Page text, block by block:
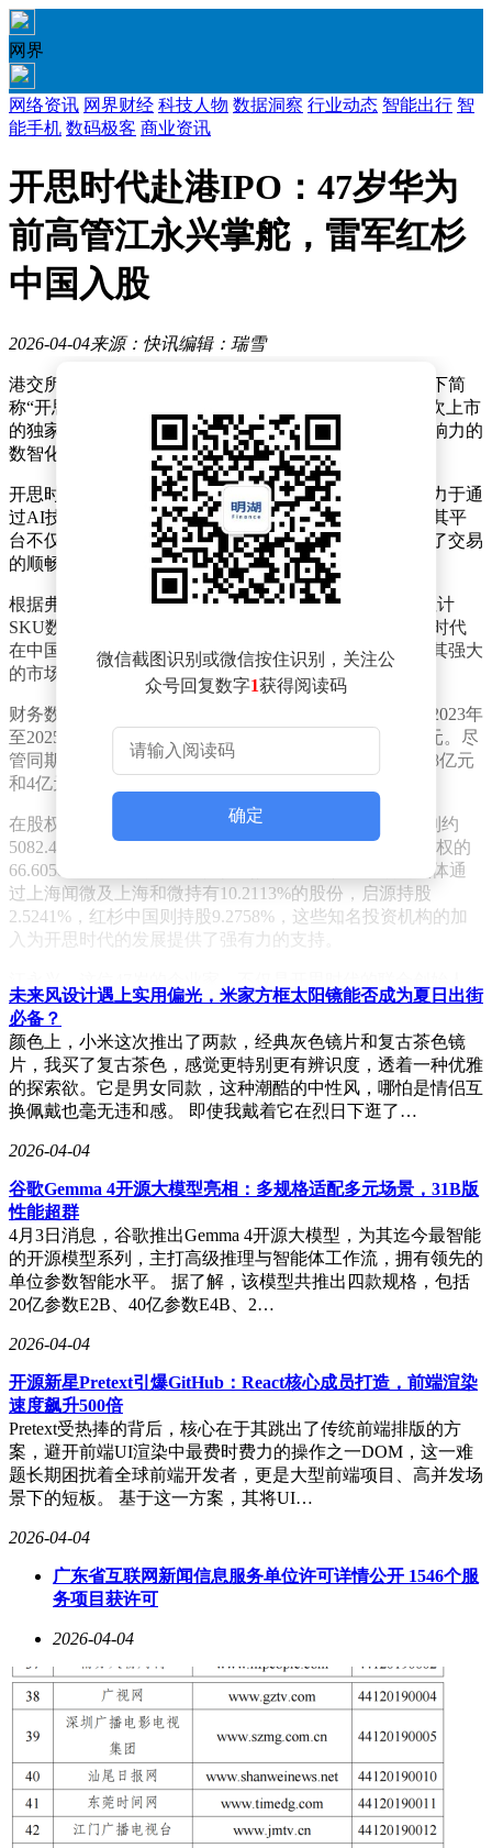
网界
网络资讯 网界财经 科技人物 数据洞察 行业动态 智能出行 智
能手机 数码极客 商业资讯
开思时代赴港IPO：47岁华为
前高管江永兴掌舵，雷军红杉
中国入股
2026-04-04来源：快讯编辑：瑞雪
港交所官网最新信息显示，开思时代控股有限公司（以下简
称“开思时代”）已正式递交上市申请，中金公司担任此次上市
的独家保荐人。作为一家在汽车后市场领域具有显著影响力的
数智化平台，开思时代正迈向资本市场的新阶段。
开思时代自2015年成立以来，便深耕于汽车后市场，致力于通
过AI技术为价值链中的各类参与者搭建数字基础设施。其平
台不仅助力企业智能、高效地提供产品与服务，还促进了交易
的顺畅完成，从而推动了整个行业的数字化转型。
根据弗若斯特沙利文的报告，以2025年的年度GMV、累计
SKU数量以及注册汽车服务门店数量为衡量标准，开思时代
在中国汽车后市场企业赋能平台中均位居榜首，彰显了其强大
的市场地位和竞争力。
财务数据显示，开思时代在近年来实现了稳健的增长。2023年
至2025年，公司营收分别为6.85亿元、7.42亿元和9.3亿元。尽
管同期内公司也面临一定的亏损，分别为5.75亿元、4.48亿元
和4亿元，但这并未影响其持续扩张和创新的步伐。
在股权结构方面，IPO前，江永兴通过多种安排合计控制约
5082.44万股股份，占公司已发行股本的32.9078%及投票权的
66.6058%，成为公司的实际控制人。雷军旗下的顺为实体通
过上海闻微及上海和微持有10.2113%的股份，启源持股
2.5241%，红杉中国则持股9.2758%，这些知名投资机构的加
入为开思时代的发展提供了强有力的支持。
还担任执行董事、董事长兼首席执行官的重要职务。他全面负
责集团的总体战略规划、业务营运及管理，并统筹协调公司的
发展方向及核心业务的实施。在创立开思时代之前，江永兴曾
在华为技术有限公司任职长达15年，积累了丰富的研发、市场
营销与销售及运营经验。他于2000年7月获得厦门大学统计学
学士学位，为日后的职业生涯奠定了坚实的基础。
微信截图识别或微信按住识别，关注公
众号回复数字1获得阅读码
确定
未来风设计遇上实用偏光，米家方框太阳镜能否成为夏日出街
必备？
颜色上，小米这次推出了两款，经典灰色镜片和复古茶色镜
片，我买了复古茶色，感觉更特别更有辨识度，透着一种优雅
的探索欲。它是男女同款，这种潮酷的中性风，哪怕是情侣互
换佩戴也毫无违和感。 即使我戴着它在烈日下逛了…
2026-04-04
谷歌Gemma 4开源大模型亮相：多规格适配多元场景，31B版
性能超群
4月3日消息，谷歌推出Gemma 4开源大模型，为其迄今最智能
的开源模型系列，主打高级推理与智能体工作流，拥有领先的
单位参数智能水平。 据了解，该模型共推出四款规格，包括
20亿参数E2B、40亿参数E4B、2…
2026-04-04
开源新星Pretext引爆GitHub：React核心成员打造，前端渲染
速度飙升500倍
Pretext受热捧的背后，核心在于其跳出了传统前端排版的方
案，避开前端UI渲染中最费时费力的操作之一DOM，这一难
题长期困扰着全球前端开发者，更是大型前端项目、高并发场
景下的短板。 基于这一方案，其将UI…
2026-04-04
广东省互联网新闻信息服务单位许可详情公开 1546个服
务项目获许可
2026-04-04